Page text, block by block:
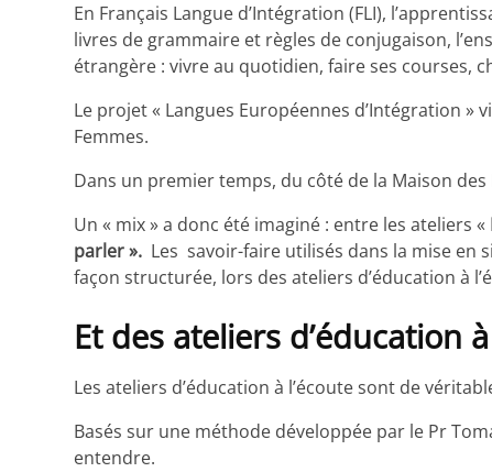
En Français Langue d’Intégration (FLI),
livres de grammaire et règles de conjugaison,
étrangère : vivre au quotidien, faire ses courses,
Le projet « Langues Européennes d’Intégration
Femmes.
Dans un premier temps, du côté de la Maison
Un « mix » a donc été imaginé : entre les ateliers «
parler ». Les savoir-faire utilisés dans la mise
façon structurée, lors des ateliers d’éducation à
Et des ateliers d’éducation à
Les ateliers d’éducation à l’écoute sont de
Basés sur une méthode développée par le Pr
entendre.